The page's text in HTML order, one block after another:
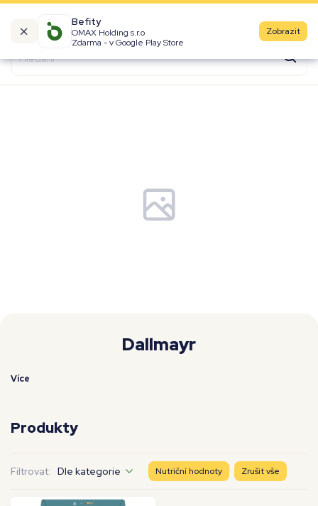
Befity
OMAX Holding s.r.o
Zdarma - v Google Play Store
Zobrazit
Kalorické tabulky
Dallmayr
Více
Produkty
Filtrovat: Dle kategorie Nutriční hodnoty Zrušit vše